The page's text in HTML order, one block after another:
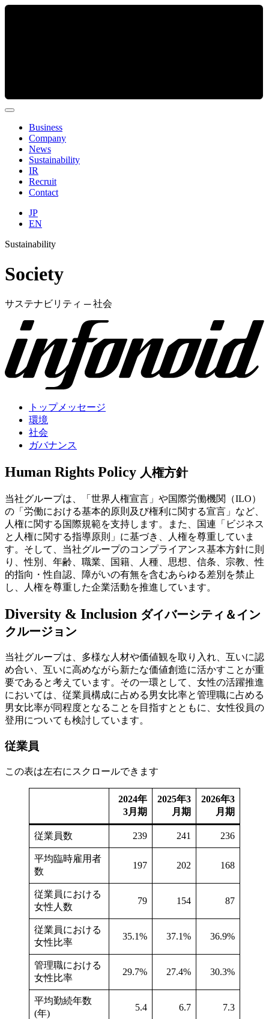
Business
Company
News
Sustainability
IR
Recruit
Contact
JP
EN
Sustainability
Society
サステナビリティ ─ 社会
トップメッセージ
環境
社会
ガバナンス
Human Rights Policy 人権方針
当社グループは、「世界人権宣言」や国際労働機関（ILO）
の「労働における基本的原則及び権利に関する宣言」など、
人権に関する国際規範を支持します。また、国連「ビジネス
と人権に関する指導原則」に基づき、人権を尊重していま
す。そして、当社グループのコンプライアンス基本方針に則
り、性別、年齢、職業、国籍、人種、思想、信条、宗教、性
的指向・性自認、障がいの有無を含むあらゆる差別を禁止
し、人権を尊重した企業活動を推進しています。
Diversity & Inclusion ダイバーシティ＆イン
クルージョン
当社グループは、多様な人材や価値観を取り入れ、互いに認
め合い、互いに高めながら新たな価値創造に活かすことが重
要であると考えています。その一環として、女性の活躍推進
においては、従業員構成に占める男女比率と管理職に占める
男女比率が同程度となることを目指すとともに、女性役員の
登用についても検討しています。
従業員
この表は左右にスクロールできます
2024年
3月期
2025年3
月期
2026年3
月期
従業員数 239 241 236
平均臨時雇用者
数
197 202 168
従業員における
女性人数
79 154 87
従業員における
女性比率
35.1% 37.1% 36.9%
管理職における
女性比率
29.7% 27.4% 30.3%
平均勤続年数
(年)
5.4 6.7 7.3